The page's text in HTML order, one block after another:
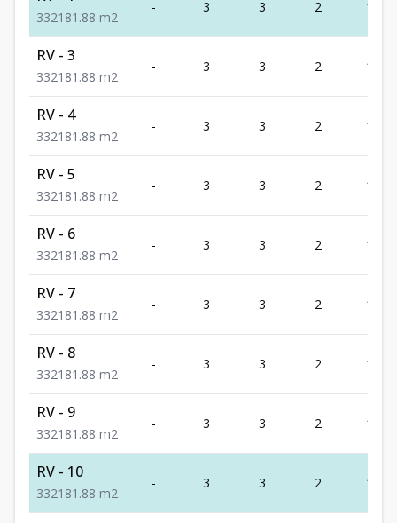
332181.88 m2
- 3 3 2
RV - 3
332181.88 m2
- 3 3 2
RV - 4
332181.88 m2
- 3 3 2
RV - 5
332181.88 m2
- 3 3 2
RV - 6
332181.88 m2
- 3 3 2
RV - 7
332181.88 m2
- 3 3 2
RV - 8
332181.88 m2
- 3 3 2
RV - 9
332181.88 m2
- 3 3 2
RV - 10
332181.88 m2
- 3 3 2